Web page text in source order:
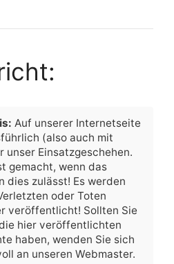
Auf unserer Internetseite
(also auch mit
unser Einsatzgeschehen.
gemacht, wenn das
dies zulässt! Es werden
oder Toten
veröffentlicht! Sollten Sie
hier veröffentlichten
haben, wenden Sie sich
an unseren Webmaster.